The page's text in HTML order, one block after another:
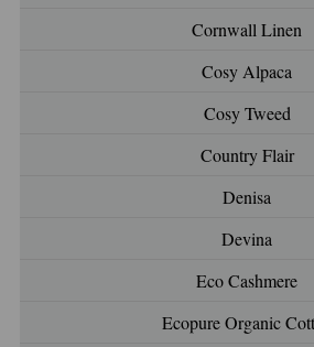
Cornwall Linen
Cosy Alpaca
Cosy Tweed
Country Flair
Denisa
Devina
Eco Cashmere
Ecopure Organic